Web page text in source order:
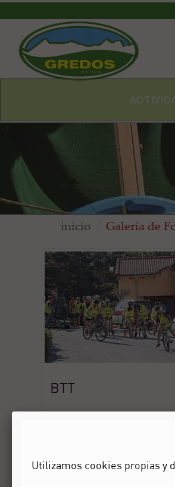
inicio Galería de
BTT
Utilizamos cookies propias y